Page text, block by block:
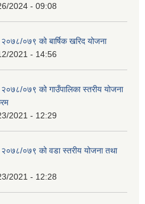
2024 - 09:08
२०७८/०७९ को बार्षिक खरिद योजना
2021 - 14:56
२०७८/०७९ को गाउँपालिका स्तरीय योजना
2021 - 12:29
२०७८/०७९ को वडा स्तरीय योजना तथा
2021 - 12:28